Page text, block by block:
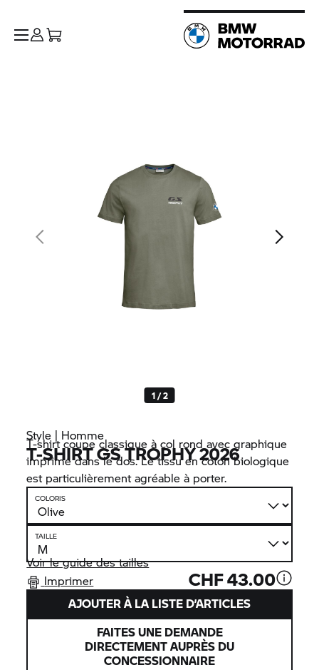
1 / 2
Style | Homme
T-SHIRT GS TROPHY 2026
T-shirt coupe classique à col rond avec graphique
imprimé dans le dos. Le tissu en coton biologique
est particulièrement agréable à porter.
COLORIS
TAILLE
Voir le guide des tailles
Imprimer
CHF 43.00
AJOUTER À LA LISTE D’ARTICLES
FAITES UNE DEMANDE
DIRECTEMENT AUPRÈS DU
CONCESSIONNAIRE